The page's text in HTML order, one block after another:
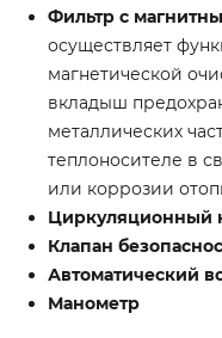
Фильтр с
осуществляет
магнетической
вкладыш
металлических
теплоносителе в
или коррозии
Циркуляционный
Клапан
Автоматический
Манометр